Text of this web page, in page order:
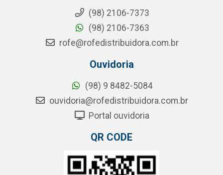
(98) 2106-7373
(98) 2106-7363
rofe@rofedistribuidora.com.br
Ouvidoria
(98) 9 8482-5084
ouvidoria@rofedistribuidora.com.br
Portal ouvidoria
QR CODE